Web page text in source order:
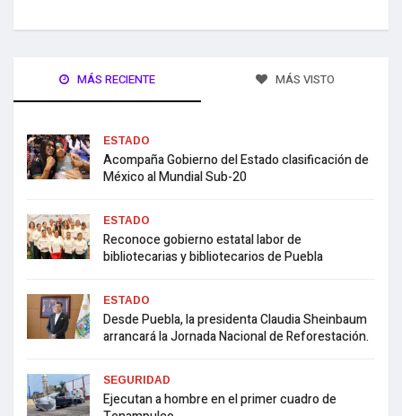
MÁS RECIENTE MÁS VISTO
ESTADO
Acompaña Gobierno del Estado clasificación de
México al Mundial Sub-20
ESTADO
Reconoce gobierno estatal labor de
bibliotecarias y bibliotecarios de Puebla
ESTADO
Desde Puebla, la presidenta Claudia Sheinbaum
arrancará la Jornada Nacional de Reforestación.
SEGURIDAD
Ejecutan a hombre en el primer cuadro de